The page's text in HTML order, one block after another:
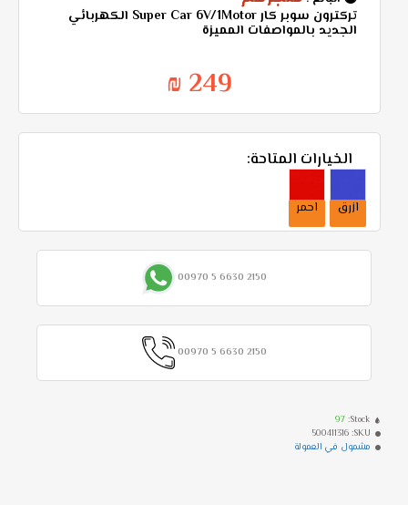
تركترون سوبر كار Super Car 6V/1Motor الكهربائي
الجديد بالمواصفات المميزة
249 ₪
Stock:
97
SKU:
500411316
مشمول في العمولة
الخيارات المتاحة:
ازرق احمر
00970 5 6630 2150
00970 5 6630 2150